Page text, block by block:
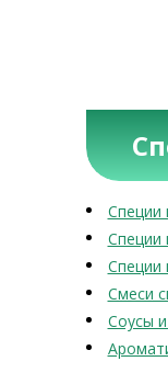
Специи
Специи
Специи
Смеси
Соусы